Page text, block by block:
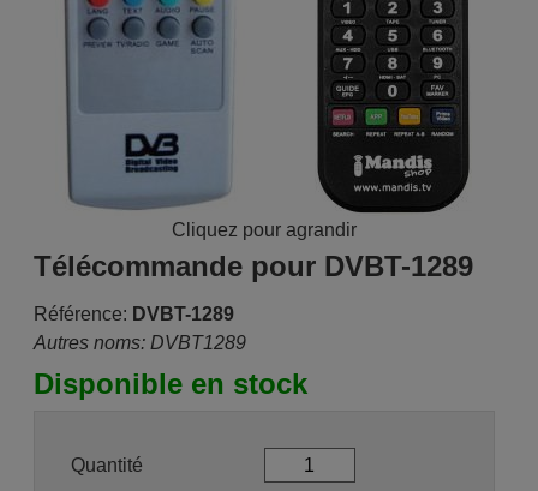
Cliquez pour agrandir
Télécommande pour DVBT-1289
Référence: DVBT-1289
Autres noms: DVBT1289
Disponible en stock
Quantité